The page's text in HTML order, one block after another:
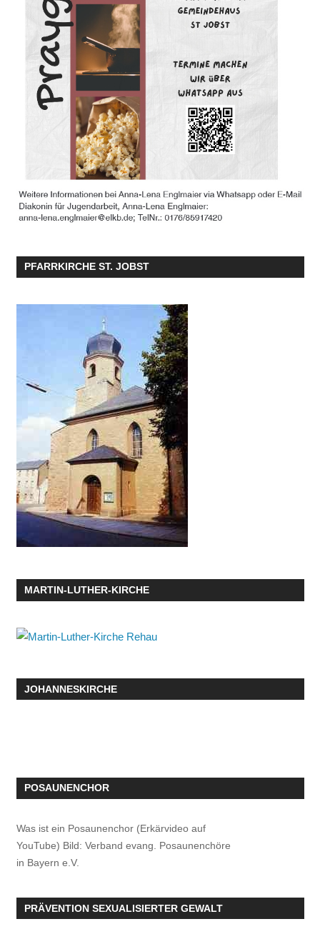
PFARRKIRCHE ST. JOBST
MARTIN-LUTHER-KIRCHE
JOHANNESKIRCHE
POSAUNENCHOR
Was ist ein Posaunenchor (Erkärvideo auf
YouTube) Bild: Verband evang. Posaunenchöre
in Bayern e.V.
PRÄVENTION SEXUALISIERTER GEWALT